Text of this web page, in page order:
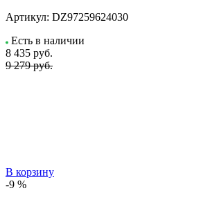
Артикул: DZ97259624030
Есть в наличии
8 435 руб.
9 279 руб.
В корзину
-9 %